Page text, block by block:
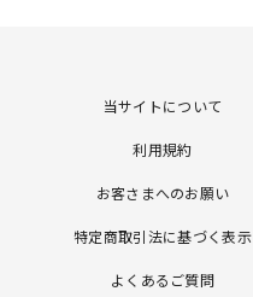
当サイトについて
利用規約
お客さまへのお願い
特定商取引法に基づく表示
よくあるご質問